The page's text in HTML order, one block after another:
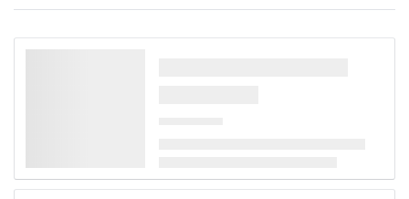
Hơn 30 điểm sạt lở ở Tuyên Quang, nhiều hộ